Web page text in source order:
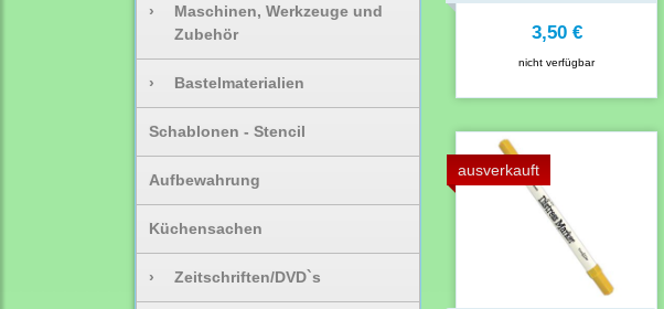
›
Maschinen, Werkzeuge und
Zubehör
› Bastelmaterialien
Schablonen - Stencil
Aufbewahrung
Küchensachen
› Zeitschriften/DVD`s
3,50 €
nicht verfügbar
ausverkauft